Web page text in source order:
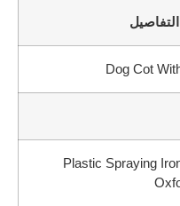
التفاصيل
Dog Cot
Plastic Spraying